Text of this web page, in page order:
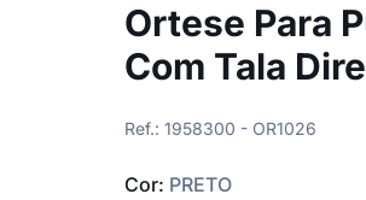
Ortese Para
Com Tala
Ref.: 1958300 - OR1026
Cor: PRETO